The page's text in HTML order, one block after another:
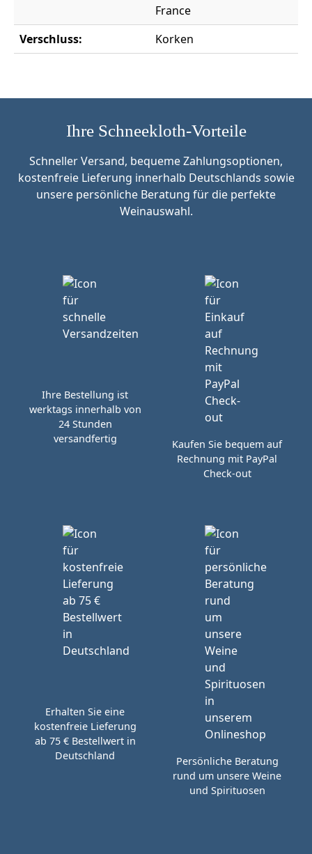
France
Verschluss:
Korken
Ihre Schneekloth-Vorteile
Schneller Versand, bequeme Zahlungsoptionen,
kostenfreie Lieferung innerhalb Deutschlands sowie
unsere persönliche Beratung für die perfekte
Weinauswahl.
Ihre Bestellung ist
werktags innerhalb von
24 Stunden
versandfertig
Kaufen Sie bequem auf
Rechnung mit PayPal
Check-out
Erhalten Sie eine
kostenfreie Lieferung
ab 75 € Bestellwert in
Deutschland
Persönliche Beratung
rund um unsere Weine
und Spirituosen